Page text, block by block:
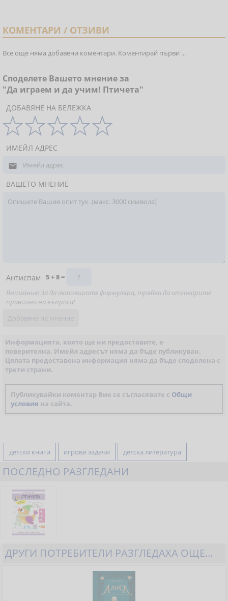
КОМЕНТАРИ / ОТЗИВИ
Все още няма добавени коментари. Коментирай първи ...
Споделете Вашето мнение за
"Да играем и да учим! Птичета"
ДОБАВЯНЕ НА БЕЛЕЖКА
ИМЕЙЛ АДРЕС

ВАШЕТО МНЕНИЕ
Антиспам
5 + 8 =
Внимание! За да активирате формуляра, трябва да отговорите
правилно на въпроса!
Информацията, която ще ни предоставите, е
поверителна. Имейл адресът няма да бъде публикуван.
Цялата предоставена информация няма да бъде споделена с
трети страни.
Публикувайки коментар Вие се съгласявате с Общи
условия на сайта.
детски книги игрови задачи детска литература
ПОСЛЕДНО РАЗГЛЕДАНИ
ДРУГИ ПОТРЕБИТЕЛИ РАЗГЛЕДАХА ОЩЕ...